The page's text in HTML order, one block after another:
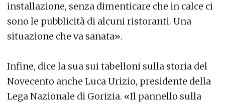
installazione, senza dimenticare che in calce ci
sono le pubblicità di alcuni ristoranti. Una
situazione che va sanata».
Infine, dice la sua sui tabelloni sulla storia del
Novecento anche Luca Urizio, presidente della
Lega Nazionale di Gorizia. «Il pannello sulla